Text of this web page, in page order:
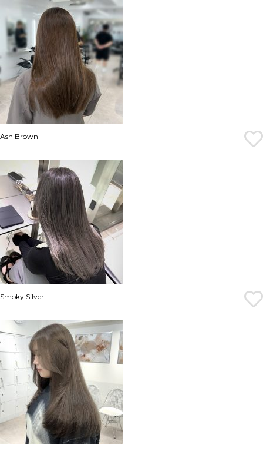
Ash Brown
Smoky Silver